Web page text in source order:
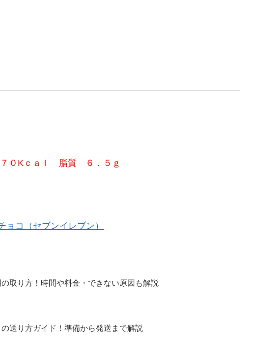
０Kｃａｌ 脂質 ６．５ｇ
コ（セブンイレブン）
取り方！時間や料金・できない原因も解説
送り方ガイド！準備から発送まで解説